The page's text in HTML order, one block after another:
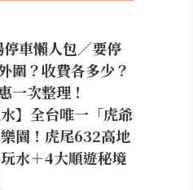
車懶人包／要停
圍？收費各多少？
一次整理！
水】全台唯一「虎爺
園！虎尾632高地
水＋4大順遊秘境